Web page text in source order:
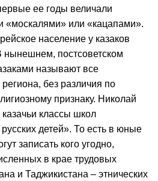
ее годы величали
«москалями» или «кацапами».
население у казаков
постсоветском
называют все
без различия по
признаку. Николай
классы школ
детей». То есть в юные
записать кого угодно,
в крае трудовых
и Таджикистана – этнических